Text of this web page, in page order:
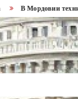
В Мордовии